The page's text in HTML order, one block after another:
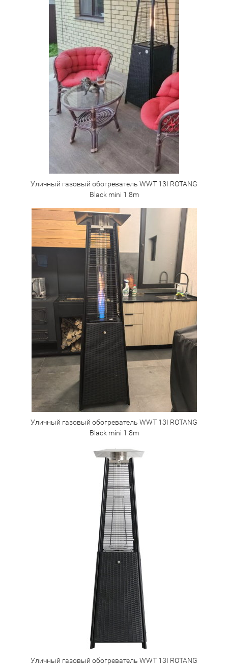
Уличный газовый обогреватель WWT 13I ROTANG
Black mini 1.8m
Уличный газовый обогреватель WWT 13I ROTANG
Black mini 1.8m
Уличный газовый обогреватель WWT 13I ROTANG